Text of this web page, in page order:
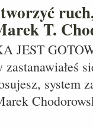
T.
JEST
system